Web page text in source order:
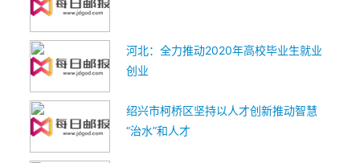
河北：全力推动2020年高校毕业生就业
创业
绍兴市柯桥区坚持以人才创新推动智慧
“治水”和人才